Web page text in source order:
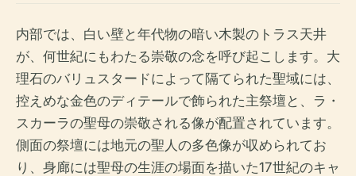
内部では、白い壁と年代物の暗い木製のトラス天井
が、何世紀にもわたる崇敬の念を呼び起こします。大
理石のバリュスタードによって隔てられた聖域には、
控えめな金色のディテールで飾られた主祭壇と、ラ・
スカーラの聖母の崇敬される像が配置されています。
側面の祭壇には地元の聖人の多色像が収められてお
り、身廊には聖母の生涯の場面を描いた17世紀のキャ